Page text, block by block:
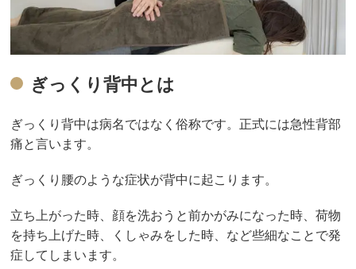
ぎっくり背中とは
ぎっくり背中は病名ではなく俗称です。正式には急性背部
痛と言います。
ぎっくり腰のような症状が背中に起こります。
立ち上がった時、顔を洗おうと前かがみになった時、荷物
を持ち上げた時、くしゃみをした時、など些細なことで発
症してしまいます。